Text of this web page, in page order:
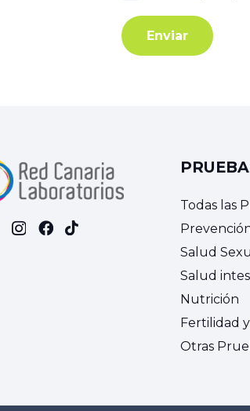
Enviar
Todas las
Salud
Salud
Nutrición
Fertilidad
Otras